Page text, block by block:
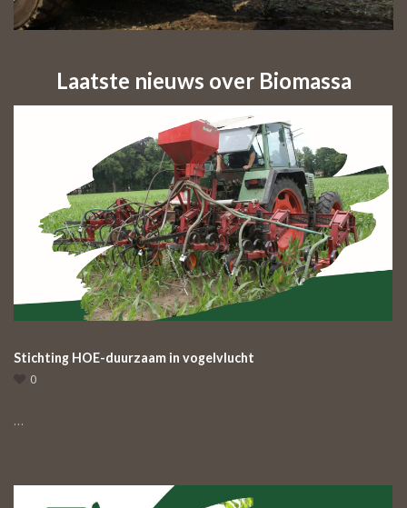
Laatste nieuws over Biomassa
Stichting HOE-duurzaam in vogelvlucht
0
…